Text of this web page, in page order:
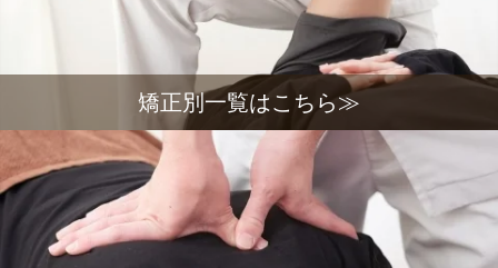
矯正別一覧はこちら≫